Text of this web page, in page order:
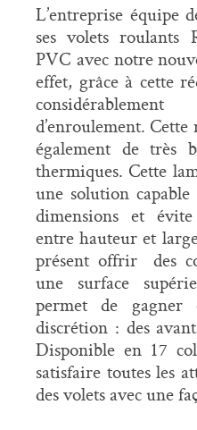
L’entreprise équipe
ses volets roulants
PVC avec notre
effet, grâce à cette
d’enroulement.
également de très
thermiques. Cette
une solution
dimensions et
entre hauteur et
présent offrir des
une surface
permet de
discrétion : des
Disponible en 17
satisfaire toutes les
des volets avec une